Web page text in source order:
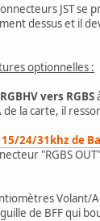
JST se
dessus et il
optionnelles :
vers RGBS
de la carte, il
24/31khz de
"RGBS
Volant/
de BFF qui